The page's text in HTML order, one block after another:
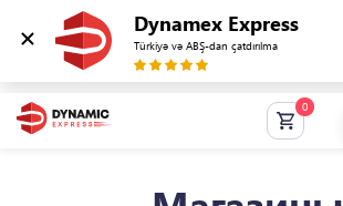
Dynamex Express
Türkiyə və ABŞ-dan çatdırılma